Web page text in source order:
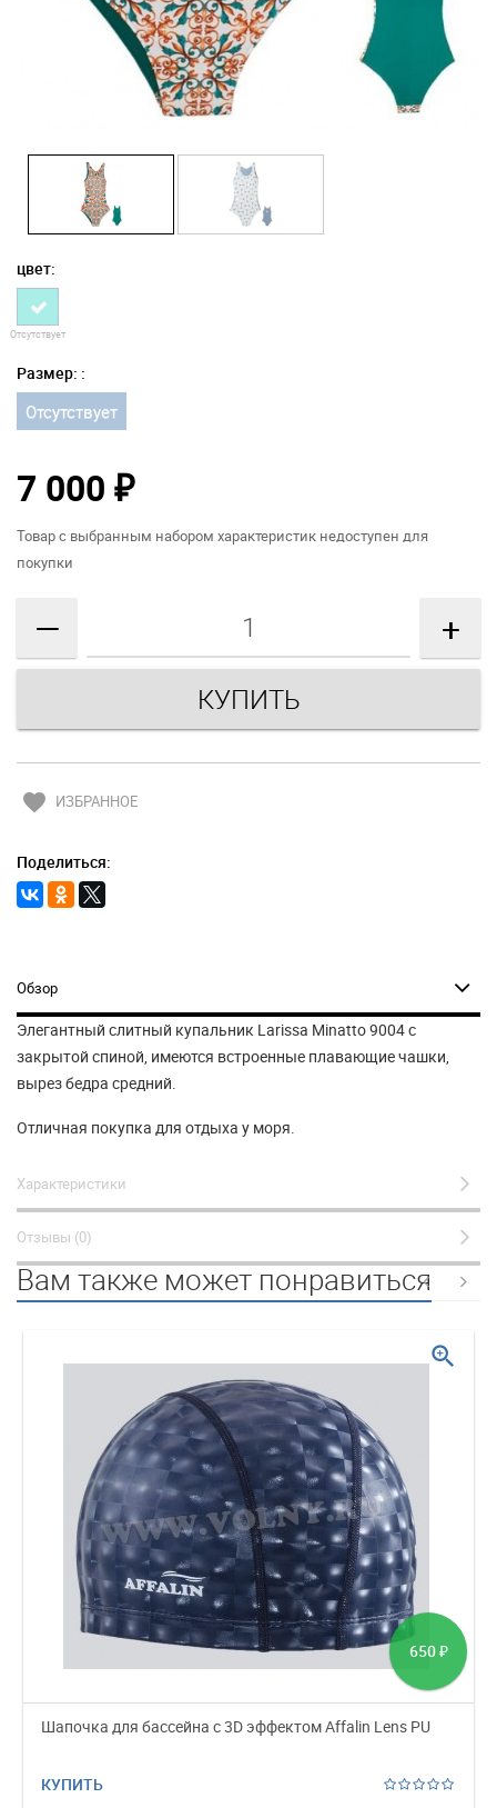
цвет:
Отсутствует
Размер: :
Отсутствует
7 000 ₽
Товар с выбранным набором характеристик недоступен для
покупки
— +
favorite ИЗБРАННОЕ
Поделиться:
Обзор
Элегантный слитный купальник Larissa Minatto 9004 с
закрытой спиной, имеются встроенные плавающие чашки,
вырез бедра средний.
Отличная покупка для отдыха у моря.
Характеристики
Отзывы (0)
Вам также может понравиться
650 ₽
Шапочка для бассейна с 3D эффектом Affalin Lens PU
КУПИТЬ
zoom_in